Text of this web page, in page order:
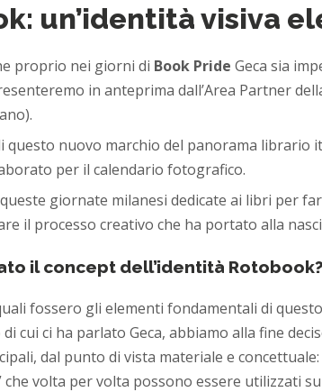
un’identità visiva
proprio nei giorni di Book Pride Geca sia
in anteprima dall’Area Partner
questo nuovo marchio del panorama librario
per il calendario fotografico.
giornate milanesi dedicate ai libri per
il processo creativo che ha portato alla
il concept dell’identità Rotobook?
fossero gli elementi fondamentali di
cui ci ha parlato Geca, abbiamo alla fine
dal punto di vista materiale e
che volta per volta possono essere utilizzati